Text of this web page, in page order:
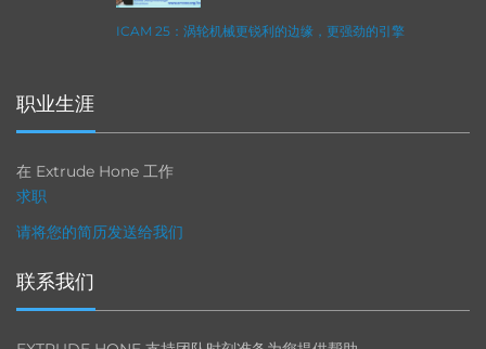
ICAM 25：涡轮机械更锐利的边缘，更强劲的引擎
职业生涯
在 Extrude Hone 工作
求职
请将您的简历发送给我们
联系我们